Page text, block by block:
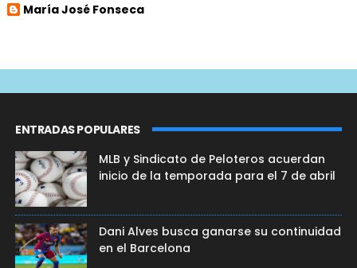
María José Fonseca
ENTRADAS POPULARES
MLB y Sindicato de Peloteros acuerdan
inicio de la temporada para el 7 de abril
Dani Alves busca ganarse su continuidad
en el Barcelona